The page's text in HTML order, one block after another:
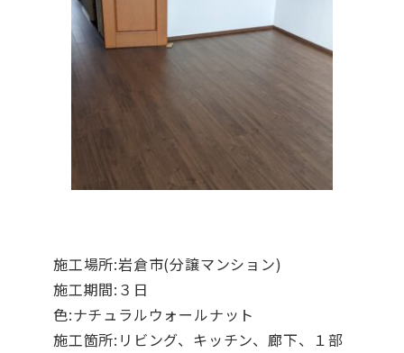
施工場所:岩倉市(分譲マンション)
施工期間:３日
色:ナチュラルウォールナット
施工箇所:リビング、キッチン、廊下、１部